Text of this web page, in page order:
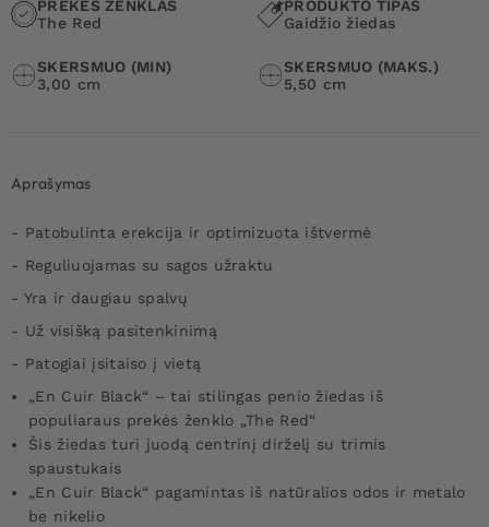
PREKĖS ŽENKLAS
The Red
PRODUKTO TIPAS
Gaidžio žiedas
SKERSMUO (MIN)
3,00 cm
SKERSMUO (MAKS.)
5,50 cm
Aprašymas
- Patobulinta erekcija ir optimizuota ištvermė
- Reguliuojamas su sagos užraktu
- Yra ir daugiau spalvų
- Už visišką pasitenkinimą
- Patogiai įsitaiso į vietą
„En Cuir Black“ – tai stilingas penio žiedas iš
populiaraus prekės ženklo „The Red“
Šis žiedas turi juodą centrinį dirželį su trimis
spaustukais
„En Cuir Black“ pagamintas iš natūralios odos ir metalo
be nikelio